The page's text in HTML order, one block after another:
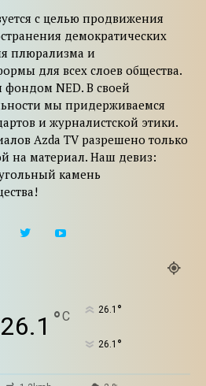
с целью продвижения
демократических
плюрализма и
для всех слоев общества.
фондом NED. В своей
мы придерживаемся
и журналистской этики.
Azda TV разрешено только
на материал. Наш девиз:
камень
26.1 °C 26.1 °
26.1 °